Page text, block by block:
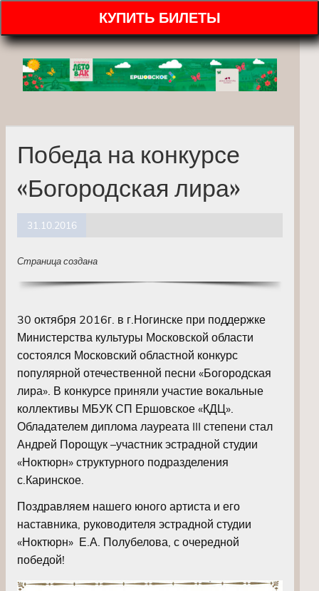
КУПИТЬ БИЛЕТЫ
Победа на конкурсе
«Богородская лира»
31.10.2016
Страница создана
30 октября 2016г. в г.Ногинске при поддержке
Министерства культуры Московской области
состоялся Московский областной конкурс
популярной отечественной песни «Богородская
лира». В конкурсе приняли участие вокальные
коллективы МБУК СП Ершовское «КДЦ».
Обладателем диплома лауреата III степени стал
Андрей Порощук –участник эстрадной студии
«Ноктюрн» структурного подразделения
с.Каринское.
Поздравляем нашего юного артиста и его
наставника, руководителя эстрадной студии
«Ноктюрн» Е.А. Полубелова, с очередной
победой!